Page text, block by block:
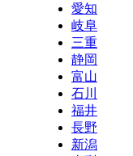
愛知
岐阜
三重
静岡
富山
石川
福井
長野
新潟